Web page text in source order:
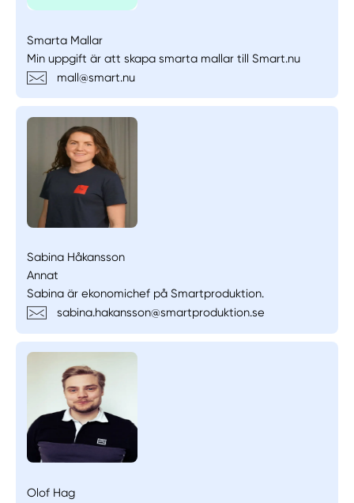
Smarta Mallar
Min uppgift är att skapa smarta mallar till Smart.nu
mall@smart.nu
Sabina Håkansson
Annat
Sabina är ekonomichef på Smartproduktion.
sabina.hakansson@smartproduktion.se
Olof Hag